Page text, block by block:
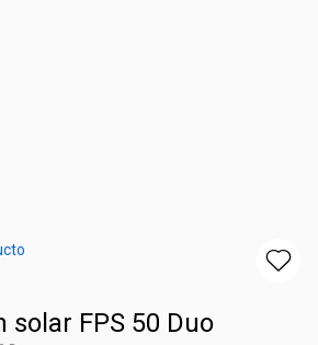
solar FPS 50 Duo